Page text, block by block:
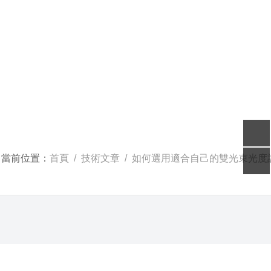
當前位置： 首頁 / 技術文章 / 如何選用適合自己的雙光束光度